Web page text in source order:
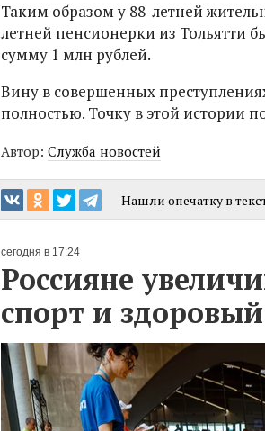
Таким образом у 88-летней
летней пенсионерки из Тольятти
сумму 1 млн рублей.
Вину в совершенных
полностью. Точку в этой истории
Автор: Служба новостей
Нашли опечатку в
сегодня в 17:24
Россияне
спорт и